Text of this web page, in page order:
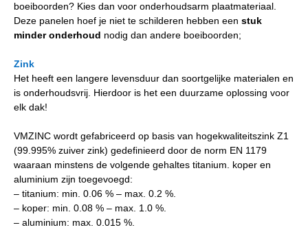
boeiboorden? Kies dan voor onderhoudsarm plaatmateriaal.
Deze panelen hoef je niet te schilderen hebben een stuk
minder onderhoud nodig dan andere boeiboorden;
Zink
Het heeft een langere levensduur dan soortgelijke materialen en
is onderhoudsvrij. Hierdoor is het een duurzame oplossing voor
elk dak!
VMZINC wordt gefabriceerd op basis van hogekwaliteitszink Z1
(99.995% zuiver zink) gedefinieerd door de norm EN 1179
waaraan minstens de volgende gehaltes titanium. koper en
aluminium zijn toegevoegd:
– titanium: min. 0.06 % – max. 0.2 %.
– koper: min. 0.08 % – max. 1.0 %.
– aluminium: max. 0.015 %.